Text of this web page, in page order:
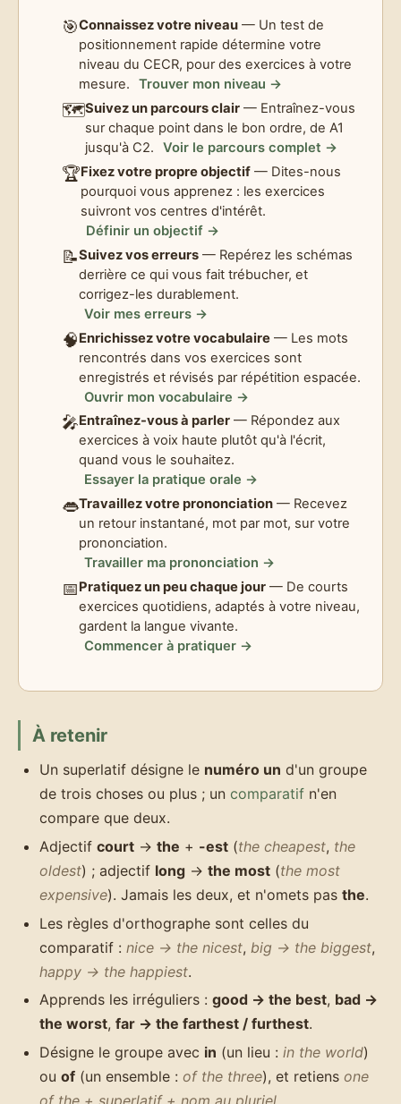
🎯Connaissez votre niveau — Un test de
positionnement rapide détermine votre
niveau du CECR, pour des exercices à votre
mesure.
Trouver mon niveau →
🗺️Suivez un parcours clair — Entraînez-vous
sur chaque point dans le bon ordre, de A1
jusqu'à C2.
Voir le parcours complet →
🏆Fixez votre propre objectif — Dites-nous
pourquoi vous apprenez : les exercices
suivront vos centres d'intérêt.
Définir un objectif →
📝Suivez vos erreurs — Repérez les schémas
derrière ce qui vous fait trébucher, et
corrigez-les durablement.
Voir mes erreurs →
🧠Enrichissez votre vocabulaire — Les mots
rencontrés dans vos exercices sont
enregistrés et révisés par répétition espacée.
Ouvrir mon vocabulaire →
🎤Entraînez-vous à parler — Répondez aux
exercices à voix haute plutôt qu'à l'écrit,
quand vous le souhaitez.
Essayer la pratique orale →
👄Travaillez votre prononciation — Recevez
un retour instantané, mot par mot, sur votre
prononciation.
Travailler ma prononciation →
📅Pratiquez un peu chaque jour — De courts
exercices quotidiens, adaptés à votre niveau,
gardent la langue vivante.
Commencer à pratiquer →
À retenir
Un superlatif désigne le numéro un d'un groupe
de trois choses ou plus ; un comparatif n'en
compare que deux.
Adjectif court → the + -est (the cheapest, the
oldest) ; adjectif long → the most (the most
expensive). Jamais les deux, et n'omets pas the.
Les règles d'orthographe sont celles du
comparatif : nice → the nicest, big → the biggest,
happy → the happiest.
Apprends les irréguliers : good → the best, bad →
the worst, far → the farthest / furthest.
Désigne le groupe avec in (un lieu : in the world)
ou of (un ensemble : of the three), et retiens one